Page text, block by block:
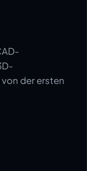
von der ersten